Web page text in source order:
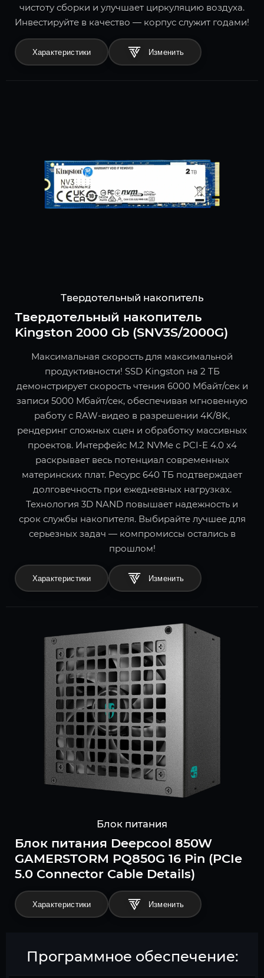
чистоту сборки и улучшает циркуляцию воздуха.
Инвестируйте в качество — корпус служит годами!
Характеристики
Твердотельный накопитель
Твердотельный накопитель
Kingston 2000 Gb (SNV3S/2000G)
Максимальная скорость для максимальной
продуктивности! SSD Kingston на 2 ТБ
демонстрирует скорость чтения 6000 Мбайт/сек и
записи 5000 Мбайт/сек, обеспечивая мгновенную
работу с RAW-видео в разрешении 4K/8K,
рендеринг сложных сцен и обработку массивных
проектов. Интерфейс M.2 NVMe с PCI-E 4.0 x4
раскрывает весь потенциал современных
материнских плат. Ресурс 640 ТБ подтверждает
долговечность при ежедневных нагрузках.
Технология 3D NAND повышает надежность и
срок службы накопителя. Выбирайте лучшее для
серьезных задач — компромиссы остались в
прошлом!
Характеристики
Блок питания
Блок питания Deepcool 850W
GAMERSTORM PQ850G 16 Pin (PCIe
5.0 Connector Cable Details)
Характеристики
Программное обеспечение: